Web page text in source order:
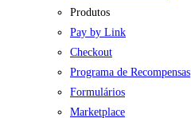
Produtos
Pay by Link
Checkout
Programa de Recompensas
Formulários
Marketplace